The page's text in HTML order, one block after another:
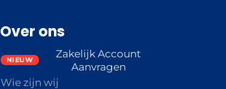
Over ons
Zakelijk Account
Aanvragen
Wie zijn wij